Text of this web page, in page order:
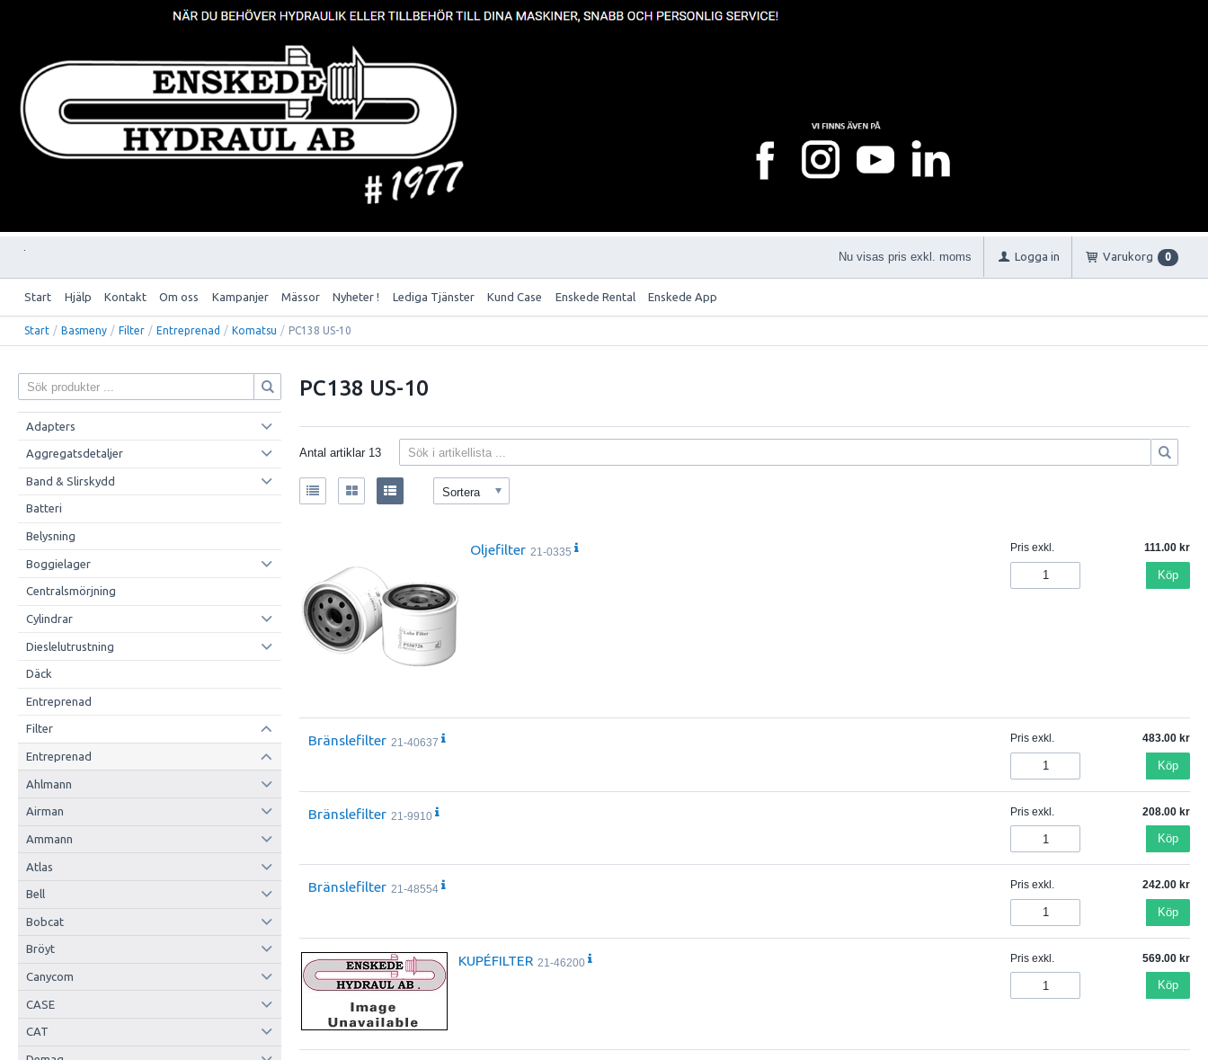
Nu visas pris exkl. moms Logga in Varukorg 0
Start Hjälp Kontakt Om oss Kampanjer Mässor Nyheter ! Lediga Tjänster Kund Case Enskede Rental Enskede App
Start / Basmeny / Filter / Entreprenad / Komatsu / PC138 US-10
Adapters
Aggregatsdetaljer
Band & Slirskydd
Batteri
Belysning
Boggielager
Centralsmörjning
Cylindrar
Dieslelutrustning
Däck
Entreprenad
Filter
Entreprenad
Ahlmann
Airman
Ammann
Atlas
Bell
Bobcat
Bröyt
Canycom
CASE
CAT
PC138 US-10
Antal artiklar 13
Sortera
Oljefilter 21-0335 Pris exkl. 111.00
Köp
Bränslefilter 21-40637 Pris exkl. 483.00
Köp
Bränslefilter 21-9910 Pris exkl. 208.00
Köp
Bränslefilter 21-48554 Pris exkl. 242.00
Köp
KUPÉFILTER 21-46200 Pris exkl. 569.00
Köp